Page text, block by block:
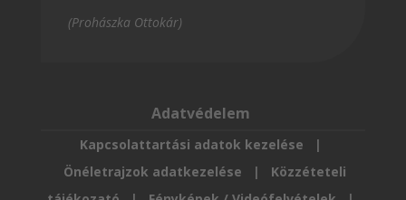
(Prohászka Ottokár)
Adatvédelem
Kapcsolattartási adatok kezelése |
Önéletrajzok adatkezelése
| Közzéteteli